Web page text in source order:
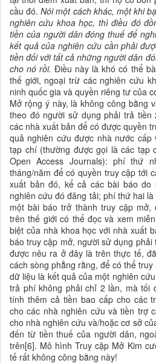
cầu đó.Nói một cách khác, một khi
nghiên cứu khoa học, thì điều đó
tiền của người dân đóng thuế để
kết quả của nghiên cứu cần phải
tiền đối với tất cả những người dân
cho nó rồi. Điều này là khó có thể
thế giới, ngoại trừ các nghiên cứu
ninh quốc gia và quyền riêng tư của
Mở rộng ý này, là không công bằng
theo đó người sử dụng phải trả tiền
các nhà xuất bản để có được quyền
quả nghiên cứu được nhà nước cấp
tạp chí (thường được gọi là các tạp
Open Access Journals): phí thứ
tháng/năm để có quyền truy cập tới
xuất bản đó, kể cả các bài báo do
nghiên cứu đó đăng tải; phí thứ hai
một bài báo trở thành truy cập
trên thế giới có thể đọc và xem
biệt của nhà khoa học với nhà xuất
báo truy cập mở, người sử dụng phải
được nêu ra ở đây là trên thực tế,
cách sòng phẳng rằng, để có thể
dữ liệu là kết quả của một nghiên
trả phí không phải chỉ 2 lần, mà tối
tính thêm cả tiền bao cấp cho các
cho các nhà nghiên cứu và tiền trợ
cho nhà nghiên cứu và/hoặc cơ sở
đến từ tiền thuế của người dân,
trên[6]. Mô hình Truy cập Mở Kim
tế rất không công bằng này!